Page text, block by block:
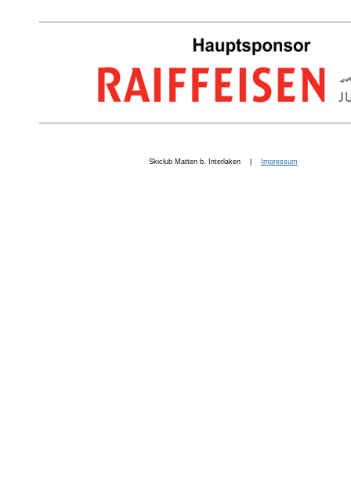
Skiclub Matten b. Interlaken | Impressum